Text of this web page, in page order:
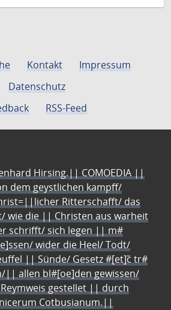
Kontakt
Impressum
Datenschutz
RSS-Feed
Hirsing.|| COMOEDIA ||
dem geystlichen kampff/
Ritterschafft/ das
wie die || Christen aus warheit
schrifft/ sich legen || m#
wider die Heel/ Todt/
|| Sünde/ Gesetz #[et]c̃ tr#
|| allen bl#[oe]den gewissen/
gestellet || durch
Cotbusianum.||